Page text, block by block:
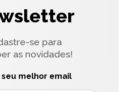
se para
as novidades!
seu melhor email